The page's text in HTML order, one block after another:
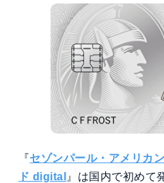
『セゾンパール・アメリカ
ド digital 』は国内で初めて